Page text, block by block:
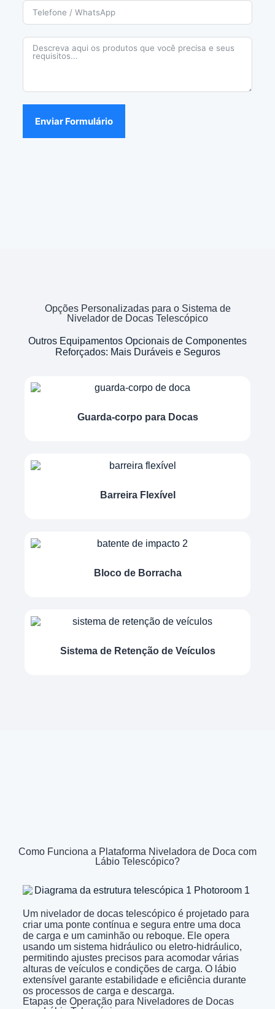
Enviar Formulário
Opções Personalizadas para o Sistema de
Nivelador de Docas Telescópico
Outros Equipamentos Opcionais de Componentes
Reforçados: Mais Duráveis e Seguros
Guarda-corpo para Docas
Barreira Flexível
Bloco de Borracha
Sistema de Retenção de Veículos
Como Funciona a Plataforma Niveladora de Doca com
Lábio Telescópico?
Um nivelador de docas telescópico é projetado para
criar uma ponte contínua e segura entre uma doca
de carga e um caminhão ou reboque. Ele opera
usando um sistema hidráulico ou eletro-hidráulico,
permitindo ajustes precisos para acomodar várias
alturas de veículos e condições de carga. O lábio
extensível garante estabilidade e eficiência durante
os processos de carga e descarga.
Etapas de Operação para Niveladores de Docas